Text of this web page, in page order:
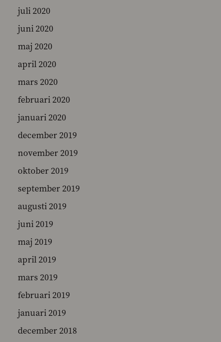
juli 2020
juni 2020
maj 2020
april 2020
mars 2020
februari 2020
januari 2020
december 2019
november 2019
oktober 2019
september 2019
augusti 2019
juni 2019
maj 2019
april 2019
mars 2019
februari 2019
januari 2019
december 2018